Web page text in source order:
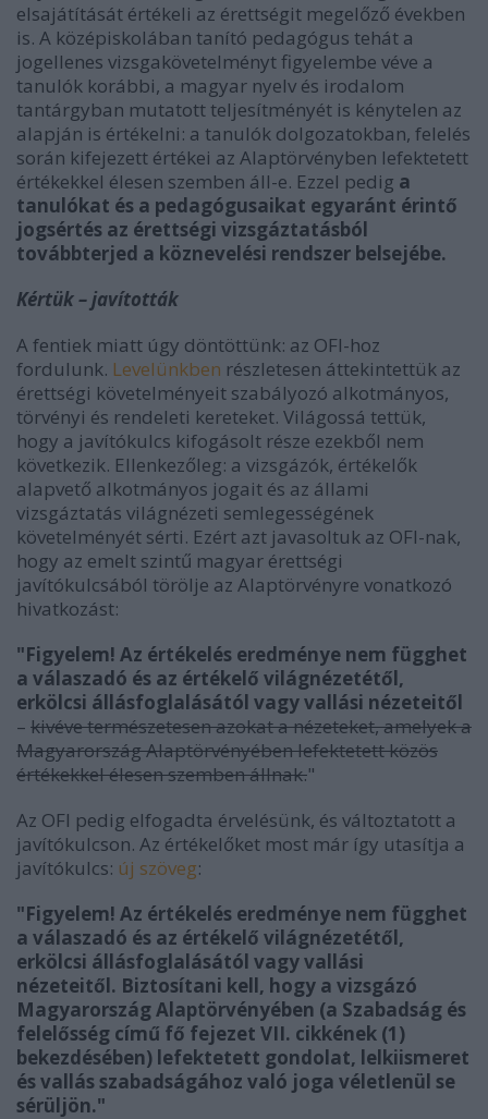
elsajátítását értékeli az érettségit megelőző években
is. A középiskolában tanító pedagógus tehát a
jogellenes vizsgakövetelményt figyelembe véve a
tanulók korábbi, a magyar nyelv és irodalom
tantárgyban mutatott teljesítményét is kénytelen az
alapján is értékelni: a tanulók dolgozatokban, felelés
során kifejezett értékei az Alaptörvényben lefektetett
értékekkel élesen szemben áll-e. Ezzel pedig a
tanulókat és a pedagógusaikat egyaránt érintő
jogsértés az érettségi vizsgáztatásból
továbbterjed a köznevelési rendszer belsejébe.
Kértük – javították
A fentiek miatt úgy döntöttünk: az OFI-hoz
fordulunk. Levelünkben részletesen áttekintettük az
érettségi követelményeit szabályozó alkotmányos,
törvényi és rendeleti kereteket. Világossá tettük,
hogy a javítókulcs kifogásolt része ezekből nem
következik. Ellenkezőleg: a vizsgázók, értékelők
alapvető alkotmányos jogait és az állami
vizsgáztatás világnézeti semlegességének
követelményét sérti. Ezért azt javasoltuk az OFI-nak,
hogy az emelt szintű magyar érettségi
javítókulcsából törölje az Alaptörvényre vonatkozó
hivatkozást:
"Figyelem! Az értékelés eredménye nem függhet
a válaszadó és az értékelő világnézetétől,
erkölcsi állásfoglalásától vagy vallási nézeteitől
– kivéve természetesen azokat a nézeteket, amelyek a
Magyarország Alaptörvényében lefektetett közös
értékekkel élesen szemben állnak."
Az OFI pedig elfogadta érvelésünk, és változtatott a
javítókulcson. Az értékelőket most már így utasítja a
javítókulcs: új szöveg:
"Figyelem! Az értékelés eredménye nem függhet
a válaszadó és az értékelő világnézetétől,
erkölcsi állásfoglalásától vagy vallási
nézeteitől. Biztosítani kell, hogy a vizsgázó
Magyarország Alaptörvényében (a Szabadság és
felelősség című fő fejezet VII. cikkének (1)
bekezdésében) lefektetett gondolat, lelkiismeret
és vallás szabadságához való joga véletlenül se
sérüljön."